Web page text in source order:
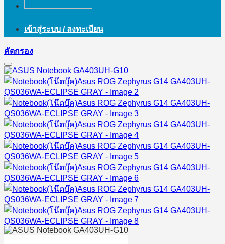
เข้าสู่ระบบ / ลงทะเบียน
คัดกรอง